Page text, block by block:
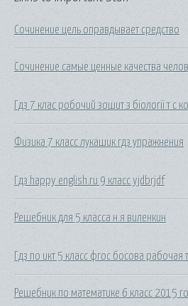
Сочинение цель оправдывает средство
Сочинение самые ценные качества
Гдз 7 клас робочий зошит з біології т с
Физика 7 класс лукашик гдз упражнения
Гдз happy english.ru 9 класс yjdbrjdf
Решебник для 5 класса н.я виленкин
Гдз по икт 5 класс фгос босова рабочая
Решебник по математике 6 класс 2015